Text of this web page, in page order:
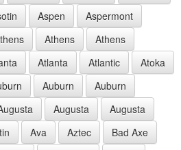
Aspen
Aspermont
Athens
Athens
Atlanta Atlantic
Atoka
Auburn
Auburn
Augusta
Augusta
Ava Aztec
Bad Axe